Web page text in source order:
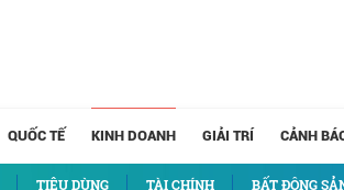
QUỐC TẾ KINH DOANH
TIÊU DÙNG TÀI CHÍNH BẤT ĐỘNG
GIẢI TRÍ CẢNH